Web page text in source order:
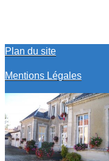
Plan du site
Mentions Légales